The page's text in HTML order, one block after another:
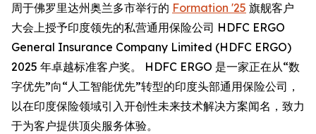
周于佛罗里达州奥兰多市举行的 Formation '25 旗舰客户
大会上授予印度领先的私营通用保险公司 HDFC ERGO
General Insurance Company Limited (HDFC ERGO)
2025 年卓越标准客户奖。 HDFC ERGO 是一家正在从“数
字优先”向“人工智能优先”转型的印度头部通用保险公司，
以在印度保险领域引入开创性未来技术解决方案闻名，致力
于为客户提供顶尖服务体验。